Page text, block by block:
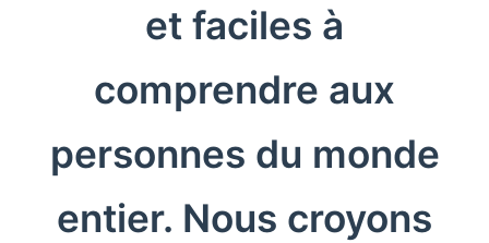
et faciles à
comprendre aux
personnes du monde
entier. Nous croyons